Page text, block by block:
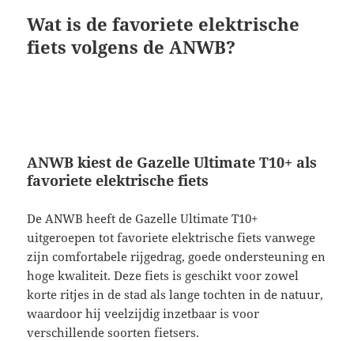
Wat is de favoriete elektrische
fiets volgens de ANWB?
ANWB kiest de Gazelle Ultimate T10+ als
favoriete elektrische fiets
De ANWB heeft de Gazelle Ultimate T10+
uitgeroepen tot favoriete elektrische fiets vanwege
zijn comfortabele rijgedrag, goede ondersteuning en
hoge kwaliteit. Deze fiets is geschikt voor zowel
korte ritjes in de stad als lange tochten in de natuur,
waardoor hij veelzijdig inzetbaar is voor
verschillende soorten fietsers.